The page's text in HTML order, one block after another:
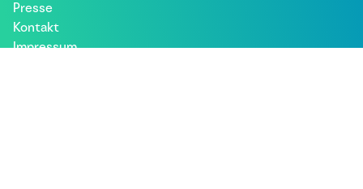
Presse
Kontakt
Impressum